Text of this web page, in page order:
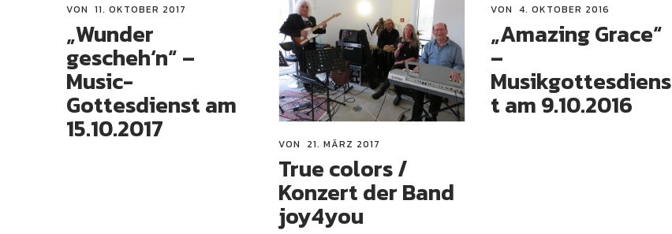
VON 11. OKTOBER 2017
„Wunder
gescheh‘n“ –
Music-
Gottesdienst am
15.10.2017 VON 21. MÄRZ 2017
True colors /
Konzert der Band
joy4you
VON 4. OKTOBER 2016
„Amazing Grace“
–
Musikgottesdiens
t am 9.10.2016